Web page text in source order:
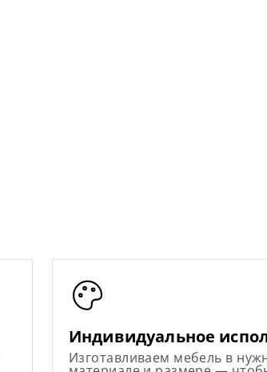
Индивидуальное
Изготавливаем мебель в